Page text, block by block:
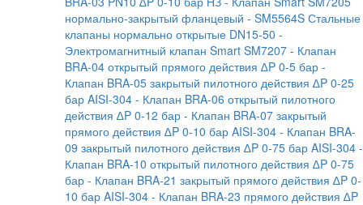
нормально-закрытый фланцевый - SM5564S Стальные
клапаны нормально открытые DN15-50 -
Электромагнитный клапан Smart SM7207 - Клапан
BRA-04 открытый прямого действия ∆P 0-5 бар -
Клапан BRA-05 закрытый пилотного действия ∆P 0-25
бар AISI-304 - Клапан BRA-06 открытый пилотного
действия ∆P 0-12 бар - Клапан BRA-07 закрытый
прямого действия ∆P 0-10 бар AISI-304 - Клапан BRA-
09 закрытый пилотного действия ∆P 0-75 бар AISI-304 -
Клапан BRA-10 открытый пилотного действия ∆P 0-75
бар - Клапан BRA-21 закрытый прямого действия ∆P 0-
10 бар AISI-304 - Клапан BRA-23 прямого действия ∆P